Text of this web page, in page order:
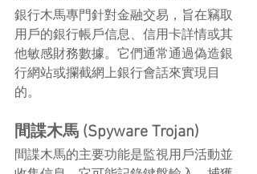
銀行木馬專門針對金融交易，旨在竊取
用戶的銀行帳戶信息、信用卡詳情或其
他敏感財務數據。它們通常通過偽造銀
行網站或攔截網上銀行會話來實現目
的。
間諜木馬 (Spyware Trojan)
間諜木馬的主要功能是監視用戶活動並